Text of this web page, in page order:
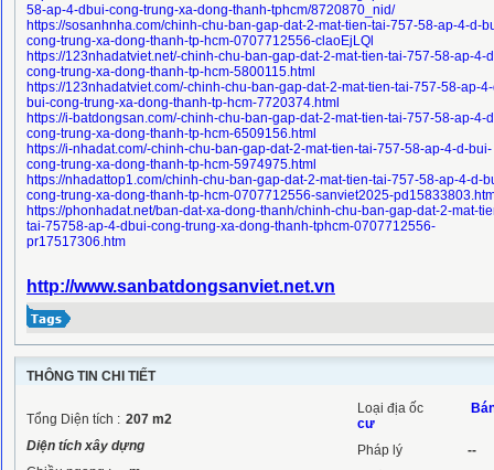
58-ap-4-dbui-cong-trung-xa-dong-thanh-tphcm/8720870_nid/
https://sosanhnha.com/chinh-chu-ban-gap-dat-2-mat-tien-tai-757-58-ap-4-d-
cong-trung-xa-dong-thanh-tp-hcm-0707712556-claoEjLQl
https://123nhadatviet.net/-chinh-chu-ban-gap-dat-2-mat-tien-tai-757-58-ap-4-
cong-trung-xa-dong-thanh-tp-hcm-5800115.html
https://123nhadatviet.com/-chinh-chu-ban-gap-dat-2-mat-tien-tai-757-58-ap-
bui-cong-trung-xa-dong-thanh-tp-hcm-7720374.html
https://i-batdongsan.com/-chinh-chu-ban-gap-dat-2-mat-tien-tai-757-58-ap-4-
cong-trung-xa-dong-thanh-tp-hcm-6509156.html
https://i-nhadat.com/-chinh-chu-ban-gap-dat-2-mat-tien-tai-757-58-ap-4-d-bui-
cong-trung-xa-dong-thanh-tp-hcm-5974975.html
https://nhadattop1.com/chinh-chu-ban-gap-dat-2-mat-tien-tai-757-58-ap-4-d-
cong-trung-xa-dong-thanh-tp-hcm-0707712556-sanviet2025-
https://phonhadat.net/ban-dat-xa-dong-thanh/chinh-chu-ban-gap-dat-2-mat-
tai-75758-ap-4-dbui-cong-trung-xa-dong-thanh-tphcm-0707712556-
pr17517306.htm
http://www.sanbatdongsanviet.net.vn
THÔNG TIN CHI TIẾT
Tổng Diện tích : 207 m2
Diện tích xây dựng
Loại địa ốc
cư
Pháp lý
--